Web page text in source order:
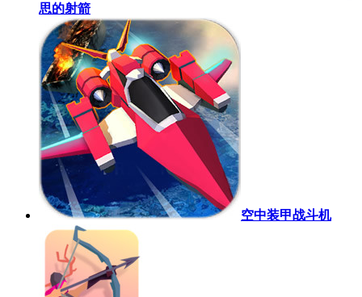
思的射箭
空中装甲战斗机